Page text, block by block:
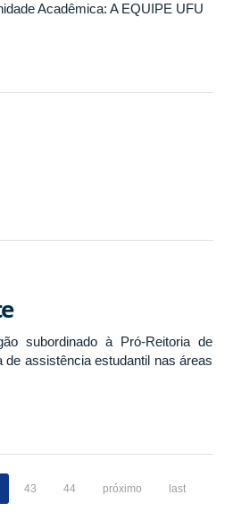
Acadêmica: A EQUIPE UFU
subordinado à Pró-Reitoria de
assistência estudantil nas áreas
43 44 próximo last